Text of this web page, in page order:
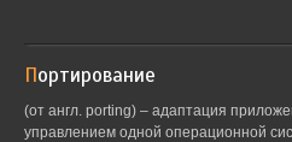
Портирование
(от англ. porting) – адаптация
управлением одной операционной